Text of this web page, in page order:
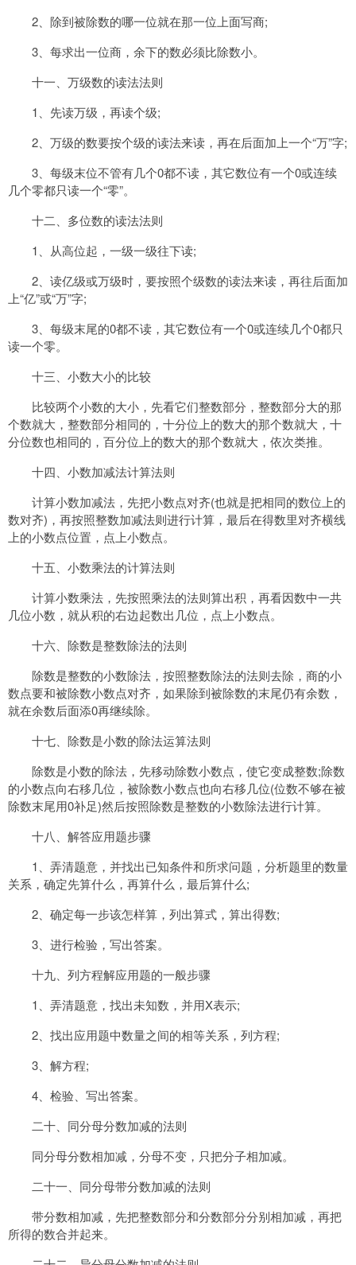
2、除到被除数的哪一位就在那一位上面写商;
3、每求出一位商，余下的数必须比除数小。
十一、万级数的读法法则
1、先读万级，再读个级;
2、万级的数要按个级的读法来读，再在后面加上一个“万”字;
3、每级末位不管有几个0都不读，其它数位有一个0或连续
几个零都只读一个“零”。
十二、多位数的读法法则
1、从高位起，一级一级往下读;
2、读亿级或万级时，要按照个级数的读法来读，再往后面加
上“亿”或“万”字;
3、每级末尾的0都不读，其它数位有一个0或连续几个0都只
读一个零。
十三、小数大小的比较
比较两个小数的大小，先看它们整数部分，整数部分大的那
个数就大，整数部分相同的，十分位上的数大的那个数就大，十
分位数也相同的，百分位上的数大的那个数就大，依次类推。
十四、小数加减法计算法则
计算小数加减法，先把小数点对齐(也就是把相同的数位上的
数对齐)，再按照整数加减法则进行计算，最后在得数里对齐横线
上的小数点位置，点上小数点。
十五、小数乘法的计算法则
计算小数乘法，先按照乘法的法则算出积，再看因数中一共
几位小数，就从积的右边起数出几位，点上小数点。
十六、除数是整数除法的法则
除数是整数的小数除法，按照整数除法的法则去除，商的小
数点要和被除数小数点对齐，如果除到被除数的末尾仍有余数，
就在余数后面添0再继续除。
十七、除数是小数的除法运算法则
除数是小数的除法，先移动除数小数点，使它变成整数;除数
的小数点向右移几位，被除数小数点也向右移几位(位数不够在被
除数末尾用0补足)然后按照除数是整数的小数除法进行计算。
十八、解答应用题步骤
1、弄清题意，并找出已知条件和所求问题，分析题里的数量
关系，确定先算什么，再算什么，最后算什么;
2、确定每一步该怎样算，列出算式，算出得数;
3、进行检验，写出答案。
十九、列方程解应用题的一般步骤
1、弄清题意，找出未知数，并用X表示;
2、找出应用题中数量之间的相等关系，列方程;
3、解方程;
4、检验、写出答案。
二十、同分母分数加减的法则
同分母分数相加减，分母不变，只把分子相加减。
二十一、同分母带分数加减的法则
带分数相加减，先把整数部分和分数部分分别相加减，再把
所得的数合并起来。